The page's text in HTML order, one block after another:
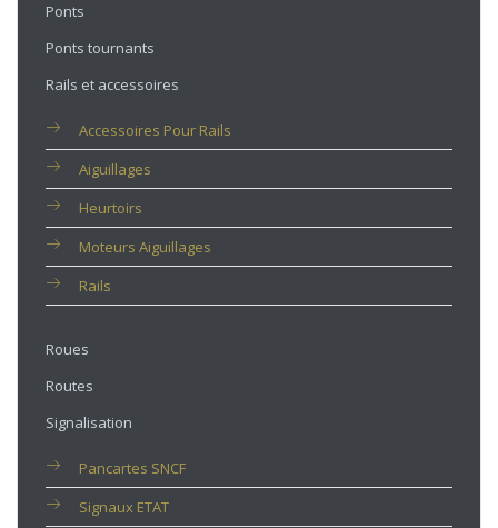
Ponts
Ponts tournants
Rails et accessoires
Accessoires Pour Rails
Aiguillages
Heurtoirs
Moteurs Aiguillages
Rails
Roues
Routes
Signalisation
Pancartes SNCF
Signaux ETAT